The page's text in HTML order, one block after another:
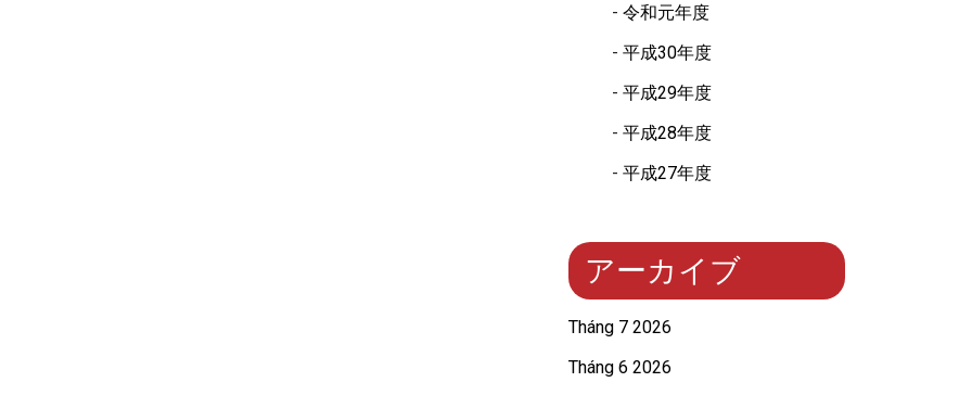
令和元年度
平成30年度
平成29年度
平成28年度
平成27年度
アーカイブ
Tháng 7 2026
Tháng 6 2026